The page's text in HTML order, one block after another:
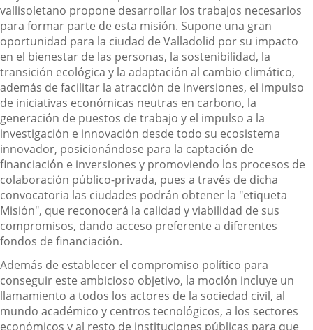
vallisoletano propone desarrollar los trabajos necesarios
para formar parte de esta misión. Supone una gran
oportunidad para la ciudad de Valladolid por su impacto
en el bienestar de las personas, la sostenibilidad, la
transición ecológica y la adaptación al cambio climático,
además de facilitar la atracción de inversiones, el impulso
de iniciativas económicas neutras en carbono, la
generación de puestos de trabajo y el impulso a la
investigación e innovación desde todo su ecosistema
innovador, posicionándose para la captación de
financiación e inversiones y promoviendo los procesos de
colaboración público-privada, pues a través de dicha
convocatoria las ciudades podrán obtener la "etiqueta
Misión", que reconocerá la calidad y viabilidad de sus
compromisos, dando acceso preferente a diferentes
fondos de financiación.
Además de establecer el compromiso político para
conseguir este ambicioso objetivo, la moción incluye un
llamamiento a todos los actores de la sociedad civil, al
mundo académico y centros tecnológicos, a los sectores
económicos y al resto de instituciones públicas para que